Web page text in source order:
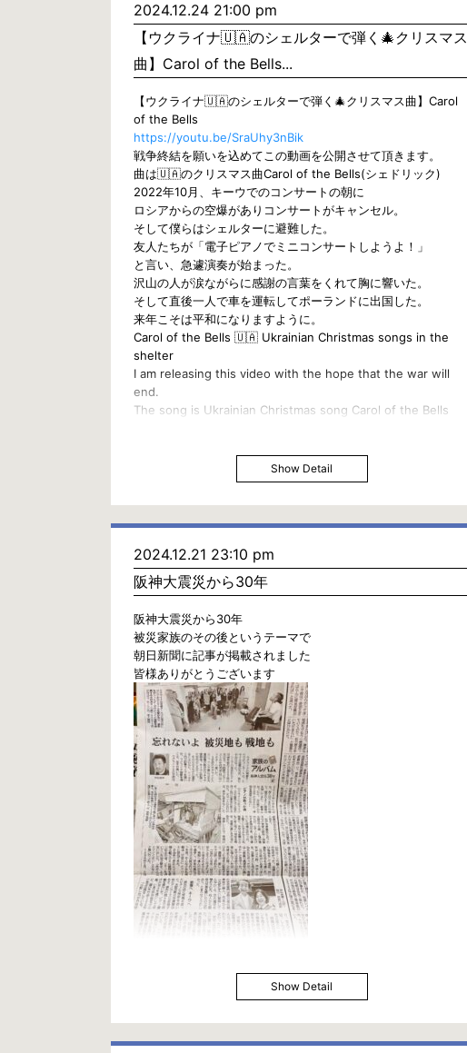
2024.12.24 21:00 pm
【ウクライナ🇺🇦のシェルターで弾く🎄クリスマス
曲】Carol of the Bells...
【ウクライナ🇺🇦のシェルターで弾く🎄クリスマス曲】Carol
of the Bells
https://youtu.be/SraUhy3nBik
戦争終結を願いを込めてこの動画を公開させて頂きます。
曲は🇺🇦のクリスマス曲Carol of the Bells(シェドリック)
2022年10月、キーウでのコンサートの朝に
ロシアからの空爆がありコンサートがキャンセル。
そして僕らはシェルターに避難した。
友人たちが「電子ピアノでミニコンサートしようよ！」
と言い、急遽演奏が始まった。
沢山の人が涙ながらに感謝の言葉をくれて胸に響いた。
そして直後一人で車を運転してポーランドに出国した。
来年こそは平和になりますように。
Carol of the Bells 🇺🇦 Ukrainian Christmas songs in the
shelter
I am releasing this video with the hope that the war will
end.
The song is Ukrainian Christmas song Carol of the Bells
canceled due to Russian air strikes.
Then we evacuated to a shelter.
Many people expressed their gratitude with tears in their
eyes, which touched my heart.
Immediately after that, I drove alone and left for Poland.
Show Detail
2024.12.21 23:10 pm
阪神大震災から30年
阪神大震災から30年
被災家族のその後というテーマで
朝日新聞に記事が掲載されました
皆様ありがとうございます
Show Detail